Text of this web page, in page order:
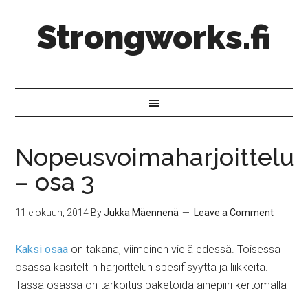
Strongworks.fi
Nopeusvoimaharjoittelu
– osa 3
11 elokuun, 2014 ByJukka Mäennenä Leave a Comment
Kaksi osaa on takana, viimeinen vielä edessä. Toisessa
osassa käsiteltiin harjoittelun spesifisyyttä ja liikkeitä.
Tässä osassa on tarkoitus paketoida aihepiiri kertomalla